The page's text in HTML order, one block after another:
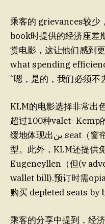
乘客的 grievances较
book时提供的经济座差
赏电影，这让他们感到
what spending
“嗯，是的，我们必须不
KLM的电影选择非常出
超过100种valet- Kemp
缓地体现出ین seat（窗帘和其他装器的舒适性）利益
型。此外，KLM还提供
Eugeneyllen（但(v
wallet bill).预订时需
购买 depleted seats by
乘客的分享中提到，经